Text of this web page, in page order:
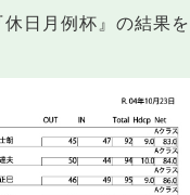
日月例杯』の結果を